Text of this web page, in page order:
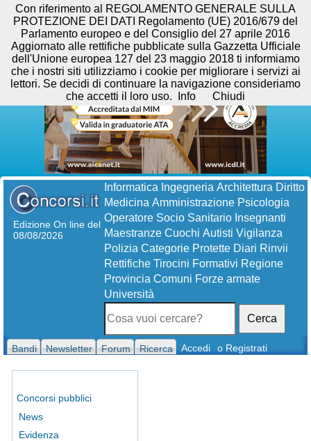
Edizione On line del
08/08/2026
Informatica Ingegneria Architettura Diritto
Medicina Amministrazione Psicologia
Operatore Socio Sanitario Insegnanti
Maestranze Cuochi Autisti Vigilanza
Polizia Categorie Protette Diari Rinvii
Rettifiche Tirocini Formativi Regione
Provincia Comuni Forze armate
Università
Cerca
Bandi Newsletter Forum Ricerca Accedi o Registrati
Concorsi pubblici
News
Evidenza
Con riferimento al REGOLAMENTO GENERALE SULLA
PROTEZIONE DEI DATI Regolamento (UE) 2016/679 del
Parlamento europeo e del Consiglio del 27 aprile 2016
Aggiornato alle rettifiche pubblicate sulla Gazzetta Ufficiale
dell'Unione europea 127 del 23 maggio 2018 ti informiamo
che i nostri siti utilizziamo i cookie per migliorare i servizi ai
lettori. Se decidi di continuare la navigazione consideriamo
che accetti il loro uso.
Info Chiudi